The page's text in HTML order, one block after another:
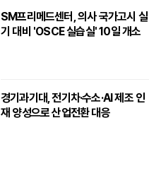
SM프리메드센터, 의사 국가고시 실
기 대비 'OSCE 실습실' 10일 개소
경기과기대, 전기차·수소·AI 제조 인
재 양성으로 산업전환 대응